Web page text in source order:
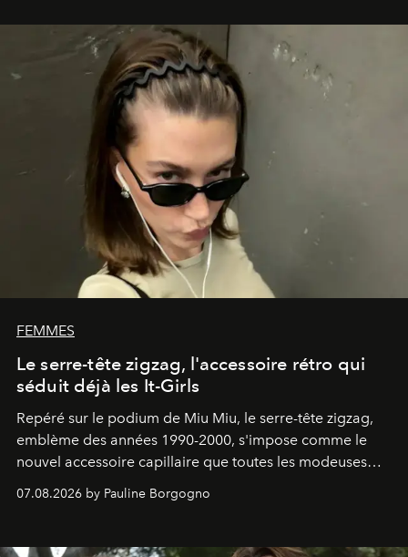
FEMMES
Le serre-tête zigzag, l'accessoire rétro qui
séduit déjà les It-Girls
Repéré sur le podium de Miu Miu, le serre-tête zigzag,
emblème des années 1990-2000, s'impose comme le
nouvel accessoire capillaire que toutes les modeuses
07.08.2026 by Pauline Borgogno